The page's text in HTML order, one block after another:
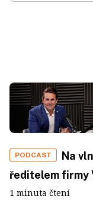
PODCAST
Na
ředitelem firmy
1 minuta čtení